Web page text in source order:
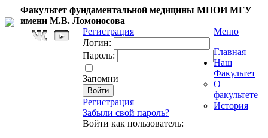
Факультет фундаментальной медицины МНОИ МГУ
имени М.В. Ломоносова
Регистрация
Логин:
Пароль:
Запомни
Регистрация
Забыли свой пароль?
Войти как пользователь:
Меню
Главная
Наш
Факультет
О
факультете
История